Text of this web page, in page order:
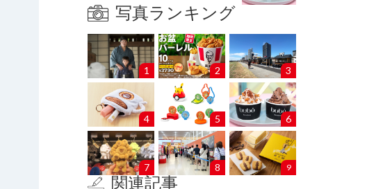
写真ランキング
1 2 3
4 5 6
7 8 9
関連記事